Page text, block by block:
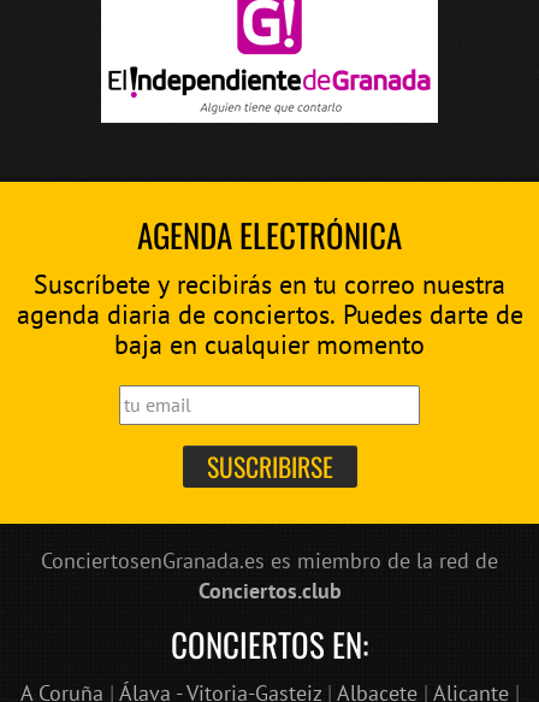
AGENDA ELECTRÓNICA
Suscríbete y recibirás en tu correo nuestra
agenda diaria de conciertos. Puedes darte de
baja en cualquier momento
ConciertosenGranada.es es miembro de la red de
Conciertos.club
CONCIERTOS EN:
A Coruña | Álava - Vitoria-Gasteiz| Albacete| Alicante|